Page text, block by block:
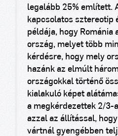
legalább 25% említett.
kapcsolatos sztereotip
példája, hogy Románia
ország, melyet több
kérdésre, hogy mely
hazánk az elmúlt
országokkal történő
kialakuló képet
a megkérdezettek 2/3-
azzal az állítással,
vártnál gyengébben